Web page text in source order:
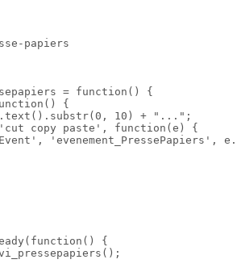
papiers
= function() {
{
10) + "...";
copy paste', function(e) {
'evenement_PressePapiers',
{